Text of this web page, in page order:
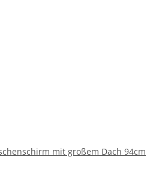
mit großem Dach 94cm